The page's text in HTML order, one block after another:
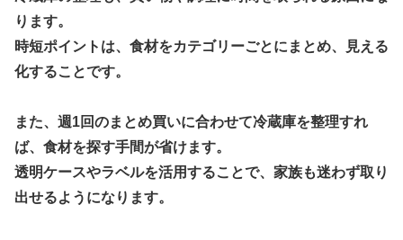
ります。
時短ポイントは、食材をカテゴリーごとにまとめ、見える
化することです。
また、週1回のまとめ買いに合わせて冷蔵庫を整理すれ
ば、食材を探す手間が省けます。
透明ケースやラベルを活用することで、家族も迷わず取り
出せるようになります。